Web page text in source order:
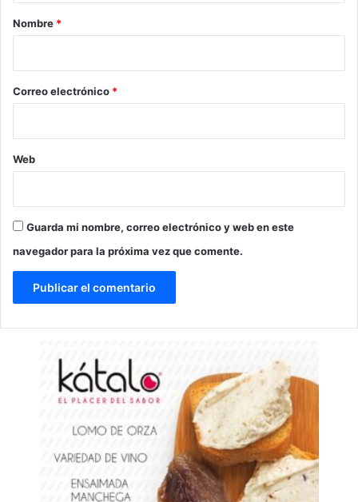
r
*
Nombre *
Correo electrónico *
Web
Guarda mi nombre, correo electrónico y web en este
navegador para la próxima vez que comente.